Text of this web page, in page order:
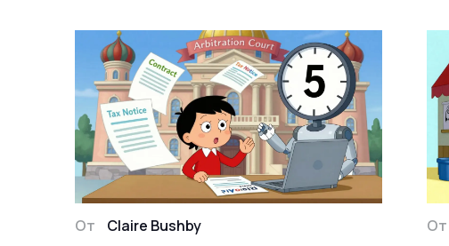
От Claire Bushby От